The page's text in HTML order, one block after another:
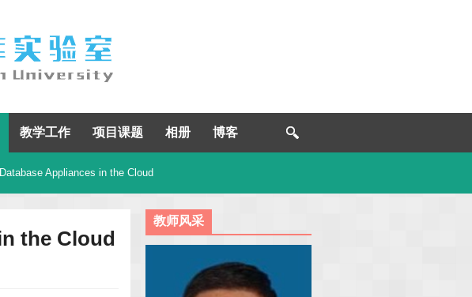
教学工作 项目课题 相册 博客
Appliances in the Cloud
the Cloud
教师风采